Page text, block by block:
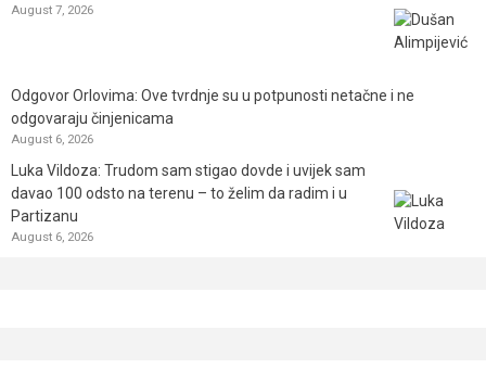
August 7, 2026
Odgovor Orlovima: ​Ove tvrdnje su u potpunosti netačne i ne
odgovaraju činjenicama
August 6, 2026
Luka Vildoza: Trudom sam stigao dovde i uvijek sam
davao 100 odsto na terenu – to želim da radim i u
Partizanu
August 6, 2026